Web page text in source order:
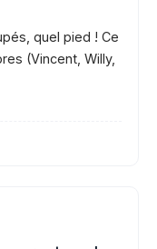
quel pied ! Ce
(Vincent, Willy,